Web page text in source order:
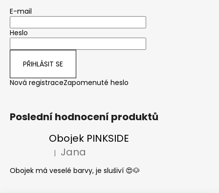
E-mail
Heslo
PŘIHLÁSIT SE
Nová registraceZapomenuté heslo
Poslední hodnocení produktů
Obojek PINKSIDE
Hodnocení produktu je 5 z 5 hvězdiček.
| Jana
Obojek má veselé barvy, je slušiví 😍🐶